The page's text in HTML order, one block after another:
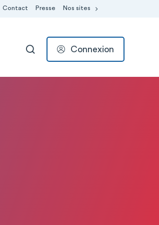
Contact Presse Nos sites
RECHERCHER
Connexion